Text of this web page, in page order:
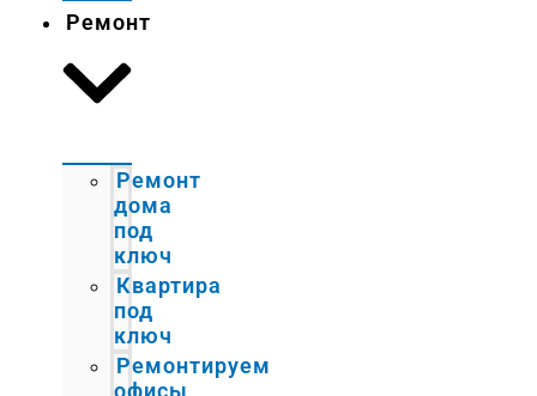
Ремонт
Ремонт
дома
под
ключ
Квартира
под
ключ
Ремонтируем
офисы